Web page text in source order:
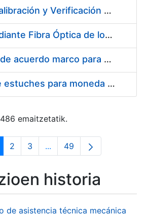
Servicio de Calibración y Verificación Externa de los Equipos de Medición del Servicio de Prevención de la FNMT-RCM
Conexión mediante Fibra Óptica de los Centros de Proceso de Datos (CPDs) de las sedes de la FNMT-RCM de Burgos y Madrid
Contratación de acuerdo marco para el Suministro de Material de Electricidad para la Fábrica Nacional de Moneda y Timbre-Real Casa de la Moneda en su centro de trabajo de Burgos
Suministro de estuches para moneda de 30 €
emaitzetatik.
Orrialdea
2 Orrialdea
3 ...Intermediate Pages Use
Orrialdea
49
historia
de asistencia técnica mecánica